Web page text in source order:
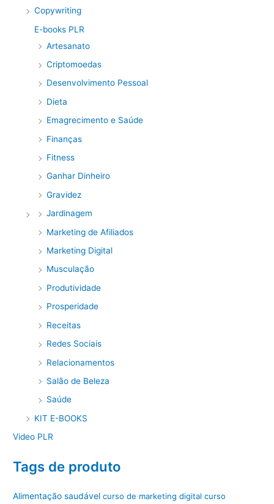
Copywriting
E-books PLR
Artesanato
Criptomoedas
Desenvolvimento Pessoal
Dieta
Emagrecimento e Saúde
Finanças
Fitness
Ganhar Dinheiro
Gravidez
Jardinagem
Marketing de Afiliados
Marketing Digital
Musculação
Produtividade
Prosperidade
Receitas
Redes Sociais
Relacionamentos
Salão de Beleza
Saúde
KIT E-BOOKS
Video PLR
Tags de produto
Alimentação saudável curso de marketing digital curso